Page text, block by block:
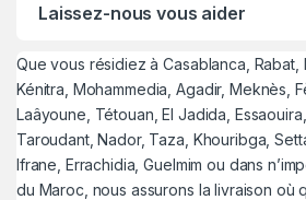
Laissez-nous vous aider
Que vous résidiez à Casablanca, Rabat,
Kénitra, Mohammedia, Agadir, Meknès,
Laâyoune, Tétouan, El Jadida,
Taroudant, Nador, Taza, Khouribga,
Ifrane, Errachidia, Guelmim ou dans
du Maroc, nous assurons la livraison où